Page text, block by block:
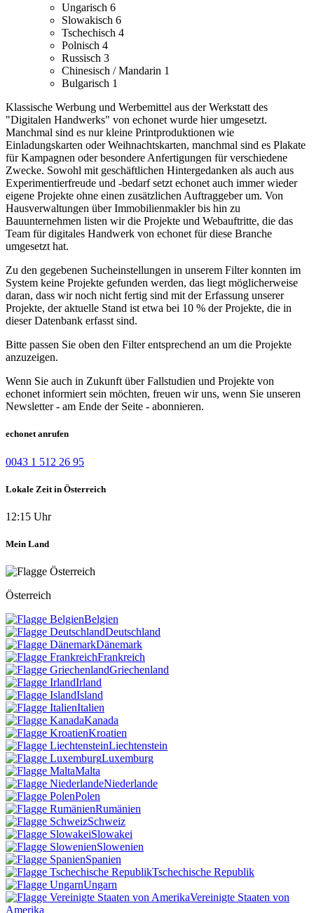
Ungarisch 6
Slowakisch 6
Tschechisch 4
Polnisch 4
Russisch 3
Chinesisch / Mandarin 1
Bulgarisch 1
Klassische Werbung und Werbemittel aus der Werkstatt des
"Digitalen Handwerks" von echonet wurde hier umgesetzt.
Manchmal sind es nur kleine Printproduktionen wie
Einladungskarten oder Weihnachtskarten, manchmal sind es Plakate
für Kampagnen oder besondere Anfertigungen für verschiedene
Zwecke. Sowohl mit geschäftlichen Hintergedanken als auch aus
Experimentierfreude und -bedarf setzt echonet auch immer wieder
eigene Projekte ohne einen zusätzlichen Auftraggeber um. Von
Hausverwaltungen über Immobilienmakler bis hin zu
Bauunternehmen listen wir die Projekte und Webauftritte, die das
Team für digitales Handwerk von echonet für diese Branche
umgesetzt hat.
Zu den gegebenen Sucheinstellungen in unserem Filter konnten im
System keine Projekte gefunden werden, das liegt möglicherweise
daran, dass wir noch nicht fertig sind mit der Erfassung unserer
Projekte, der aktuelle Stand ist etwa bei 10 % der Projekte, die in
dieser Datenbank erfasst sind.
Bitte passen Sie oben den Filter entsprechend an um die Projekte
anzuzeigen.
Wenn Sie auch in Zukunft über Fallstudien und Projekte von
echonet informiert sein möchten, freuen wir uns, wenn Sie unseren
Newsletter - am Ende der Seite - abonnieren.
echonet anrufen
0043 1 512 26 95
Lokale Zeit in Österreich
12:15 Uhr
Mein Land
Österreich
Belgien
Deutschland
Dänemark
Frankreich
Griechenland
Irland
Island
Italien
Kanada
Kroatien
Liechtenstein
Luxemburg
Malta
Niederlande
Polen
Rumänien
Schweiz
Slowakei
Slowenien
Spanien
Tschechische Republik
Ungarn
Vereinigte Staaten von
Amerika